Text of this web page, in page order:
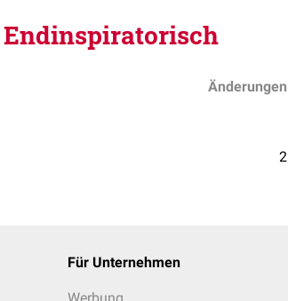
Endinspiratorisch
Änderungen
2
Für Unternehmen